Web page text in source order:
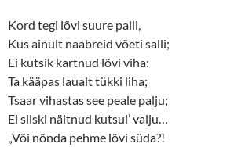
Kord tegi lõvi suure palli,
Kus ainult naabreid võeti salli;
Ei kutsik kartnud lõvi viha:
Ta kääpas laualt tükki liha;
Tsaar vihastas see peale palju;
Ei siiski näitnud kutsul’ valju…
„Või nõnda pehme lõvi süda?!